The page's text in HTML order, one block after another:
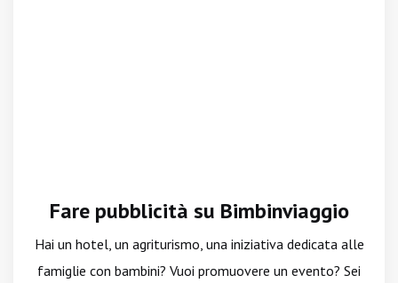
Fare pubblicità su Bimbinviaggio
Hai un hotel, un agriturismo, una iniziativa dedicata alle
famiglie con bambini? Vuoi promuovere un evento? Sei